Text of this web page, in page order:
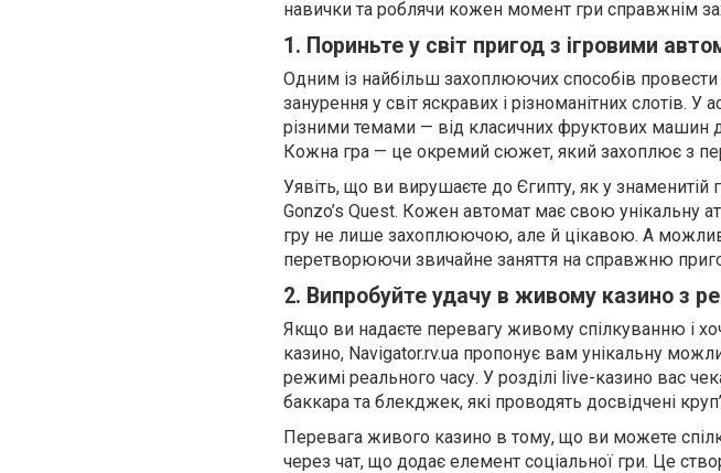
навички та роблячи кожен момент гри справжнім
1. Пориньте у світ пригод з ігровими
Одним із найбільш захоплюючих способів провести
занурення у світ яскравих і різноманітних слотів.
різними темами — від класичних фруктових машин
Кожна гра — це окремий сюжет, який захоплює з
Уявіть, що ви вирушаєте до Єгипту, як у знаменитій
Gonzo’s Quest. Кожен автомат має свою унікальну
гру не лише захоплюючою, але й цікавою. А
перетворюючи звичайне заняття на справжню
2. Випробуйте удачу в живому казино з
Якщо ви надаєте перевагу живому спілкуванню і
казино, Navigator.rv.ua пропонує вам унікальну
режимі реального часу. У розділі live-казино вас
баккара та блекджек, які проводять досвідчені
Перевага живого казино в тому, що ви можете
через чат, що додає елемент соціальної гри. Це